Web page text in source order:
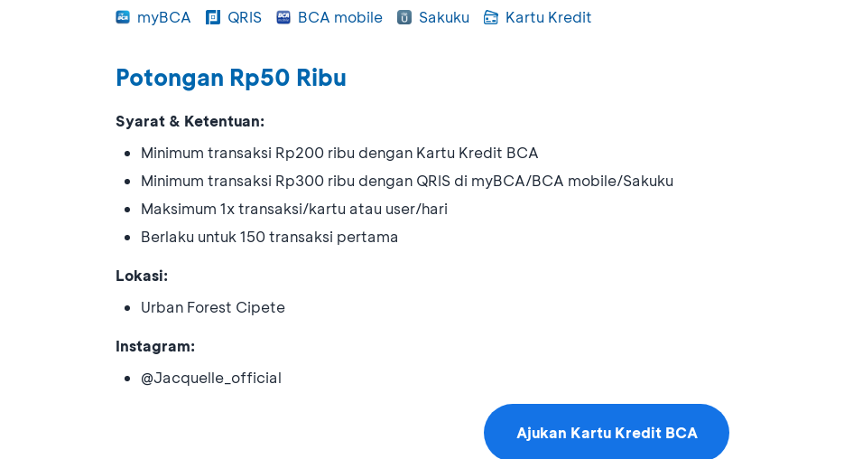
myBCA QRIS BCA mobile Sakuku Kartu Kredit
Potongan Rp50 Ribu
Syarat & Ketentuan:
Minimum transaksi Rp200 ribu dengan Kartu Kredit BCA
Minimum transaksi Rp300 ribu dengan QRIS di myBCA/BCA mobile/Sakuku
Maksimum 1x transaksi/kartu atau user/hari
Berlaku untuk 150 transaksi pertama
Lokasi:
Urban Forest Cipete
Instagram:
@Jacquelle_official
Ajukan Kartu Kredit BCA